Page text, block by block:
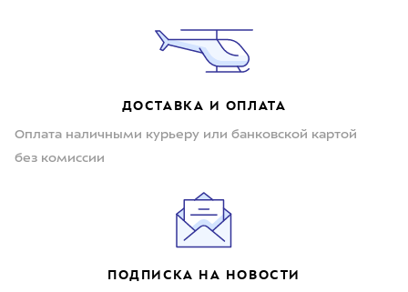
ДОСТАВКА И ОПЛАТА
Оплата наличными курьеру или банковской картой
без комиссии
ПОДПИСКА НА НОВОСТИ